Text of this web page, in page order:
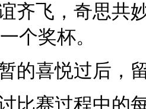
齐飞，奇思
个奖杯。
的喜悦过后，
比赛过程中的